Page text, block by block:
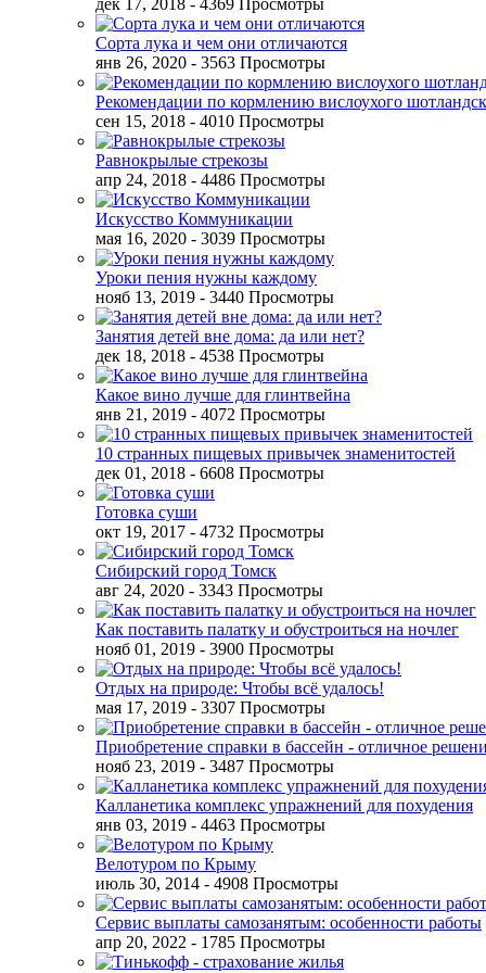
дек 17, 2018 - 4369 Просмотры
Сорта лука и чем они отличаются
янв 26, 2020 - 3563 Просмотры
Рекомендации по кормлению вислоухого
сен 15, 2018 - 4010 Просмотры
Равнокрылые стрекозы
апр 24, 2018 - 4486 Просмотры
Искусство Коммуникации
мая 16, 2020 - 3039 Просмотры
Уроки пения нужны каждому
нояб 13, 2019 - 3440 Просмотры
Занятия детей вне дома: да или нет?
дек 18, 2018 - 4538 Просмотры
Какое вино лучше для глинтвейна
янв 21, 2019 - 4072 Просмотры
10 странных пищевых привычек знаменитостей
дек 01, 2018 - 6608 Просмотры
Готовка суши
окт 19, 2017 - 4732 Просмотры
Сибирский город Томск
авг 24, 2020 - 3343 Просмотры
Как поставить палатку и обустроиться на ночлег
нояб 01, 2019 - 3900 Просмотры
Отдых на природе: Чтобы всё удалось!
мая 17, 2019 - 3307 Просмотры
Приобретение справки в бассейн - отличное
нояб 23, 2019 - 3487 Просмотры
Калланетика комплекс упражнений для похудения
янв 03, 2019 - 4463 Просмотры
Велотуром по Крыму
июль 30, 2014 - 4908 Просмотры
Сервис выплаты самозанятым: особенности работы
апр 20, 2022 - 1785 Просмотры